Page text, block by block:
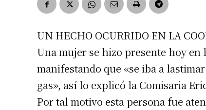
UN HECHO OCURRIDO EN LA
Una mujer se hizo presente hoy
manifestando que «se iba a
gas», así lo explicó la Comisaria
Por tal motivo esta persona fue